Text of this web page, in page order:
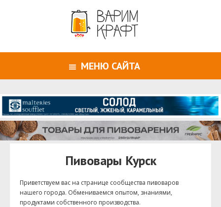
МЕНЮ САЙТА
Пивовары Курск
Приветствуем ваc на странице сообщества пивоваров
нашего города. Обмениваемся опытом, знаниями,
продуктами собственного производства.